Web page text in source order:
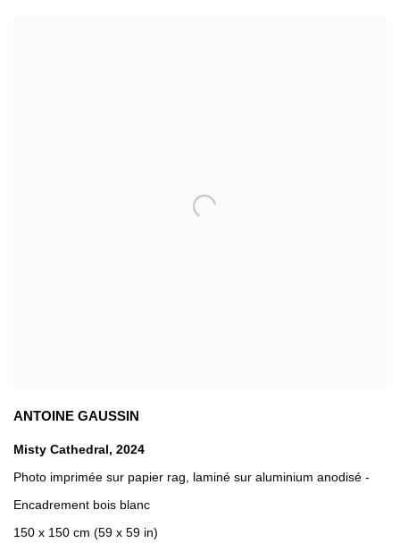
ANTOINE GAUSSIN
Misty Cathedral , 2024
Photo imprimée sur papier rag, laminé sur aluminium anodisé -
Encadrement bois blanc
150 x 150 cm (59 x 59 in)